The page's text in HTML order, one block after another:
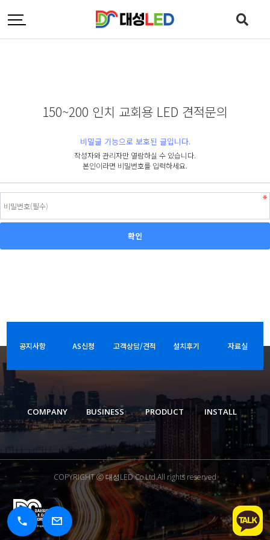
150~200 인치 교회용 LED 견적문의
비밀글 기능으로 보호된 글입니다.
작성자와 관리자만 열람하실 수 있습니다.
본인이라면 비밀번호를 입력하세요.
공지사항 AS신청 고객상담/견적 설치후기 자료실
COMPANY BUSINESS PRODUCT INSTALL
COPYRIGHT ⓒ 대성LED Co.Ltd.All rights reserved